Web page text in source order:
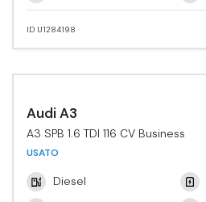
ID U1284198
Audi A3
A3 SPB 1.6 TDI 116 CV Business
USATO
Diesel